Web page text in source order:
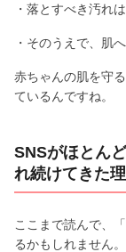
・落とすべき汚れ
・そのうえで、肌
赤ちゃんの肌を守
ているんですね。
SNSがほとん
れ続けてきた
ここまで読んで、
るかもしれません。